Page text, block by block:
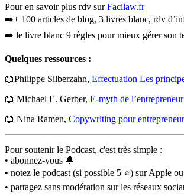
Pour en savoir plus rdv surFacilaw.fr
➡️+ 100 articles de blog, 3 livres blanc, rdv
➡️ le livre blanc 9 règles pour mieux gérer son
Quelques ressources :
📖Philippe Silberzahn, Effectuation Les
📖 Michael E. Gerber, E-myth de
📖 Nina Ramen, Copywriting pour
Pour soutenir le Podcast, c'est très simple :
• abonnez-vous 🔔
• notez le podcast (si possible 5 ⭐) sur Apple
• partagez sans modération sur les réseaux